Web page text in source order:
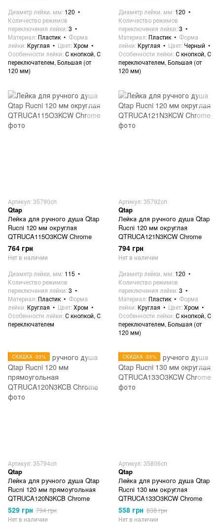
Диаметр лейки, мм 120
Количество режимов
переключения лейки 3
Материал Пластик
Форма
лейки Круглая Цвет Хром
Особенности лейки С кнопкой, С
переключателем, Большая (от
120 мм)
Диаметр лейки, мм 120
Количество режимов
переключения лейки 3
Материал Пластик
Форма
лейки Круглая Цвет Черный
Особенности лейки С кнопкой, С
переключателем, Большая (от
120 мм)
Артикул: 35790сп
Qtap
Лейка для ручного душа Qtap
Rucni 120 мм округлая
QTRUCA115O3KCW Chrome
764 грн
Нет в наличии
Диаметр лейки, мм 115
Количество режимов
переключения лейки 3
Материал Пластик
Форма
лейки Круглая Цвет Хром
Особенности лейки С кнопкой, С
переключателем
Артикул: 35792сп
Qtap
Лейка для ручного душа Qtap
Rucni 120 мм округлая
QTRUCA121N3KCW Chrome
794 грн
Нет в наличии
Диаметр лейки, мм 120
Количество режимов
переключения лейки 3
Материал Пластик
Форма
лейки Круглая Цвет Хром
Особенности лейки С кнопкой, С
переключателем, Большая (от
120 мм)
СКИДКА -33%
Артикул: 35794сп
Qtap
Лейка для ручного душа Qtap
Rucni 120 мм прямоугольная
QTRUCA120N3KCB Chrome
529 грн 794 грн
Нет в наличии
СКИДКА -33%
Артикул: 35806сп
Qtap
Лейка для ручного душа Qtap
Rucni 130 мм округлая
QTRUCA133O3KCW Chrome
558 грн 838 грн
Нет в наличии